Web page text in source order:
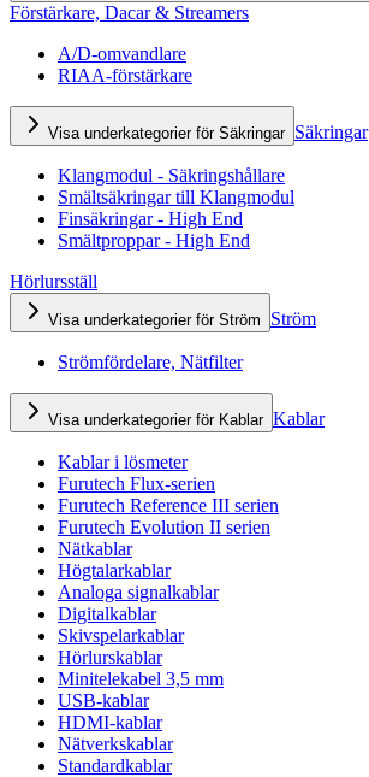
Förstärkare, Dacar & Streamers
A/D-omvandlare
RIAA-förstärkare
Visa underkategorier för Säkringar Säkringar
Klangmodul - Säkringshållare
Smältsäkringar till Klangmodul
Finsäkringar - High End
Smältproppar - High End
Hörlursställ
Visa underkategorier för Ström Ström
Strömfördelare, Nätfilter
Visa underkategorier för Kablar Kablar
Kablar i lösmeter
Furutech Flux-serien
Furutech Reference III serien
Furutech Evolution II serien
Nätkablar
Högtalarkablar
Analoga signalkablar
Digitalkablar
Skivspelarkablar
Hörlurskablar
Minitelekabel 3,5 mm
USB-kablar
HDMI-kablar
Nätverkskablar
Standardkablar